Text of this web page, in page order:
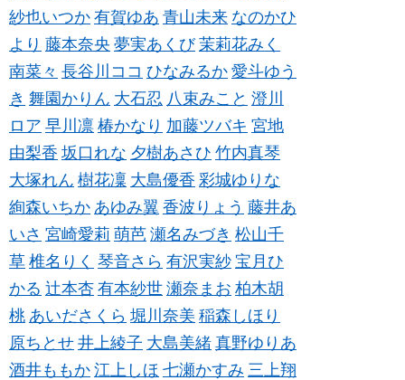
紗也いつか 有賀ゆあ 青山未来 なのかひ
より 藤本奈央 夢実あくび 茉莉花みく
南菜々 長谷川ココ ひなみるか 愛斗ゆう
き 舞園かりん 大石忍 八束みこと 澄川
ロア 早川凛 椿かなり 加藤ツバキ 宮地
由梨香 坂口れな 夕樹あさひ 竹内真琴
大塚れん 樹花凜 大島優香 彩城ゆりな
絢森いちか あゆみ翼 香波りょう 藤井あ
いさ 宮崎愛莉 萌芭 瀬名みづき 松山千
草 椎名りく 琴音さら 有沢実紗 宝月ひ
かる 辻本杏 有本紗世 瀬奈まお 柏木胡
桃 あいださくら 堀川奈美 稲森しほり
原ちとせ 井上綾子 大島美緒 真野ゆりあ
酒井ももか 江上しほ 七瀬かすみ 三上翔